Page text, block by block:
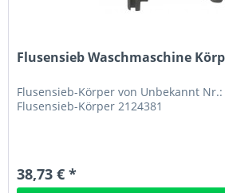
Flusensieb Waschmaschine
Flusensieb-Körper von Unbekannt Nr.:
Flusensieb-Körper 2124381
38,73 € *